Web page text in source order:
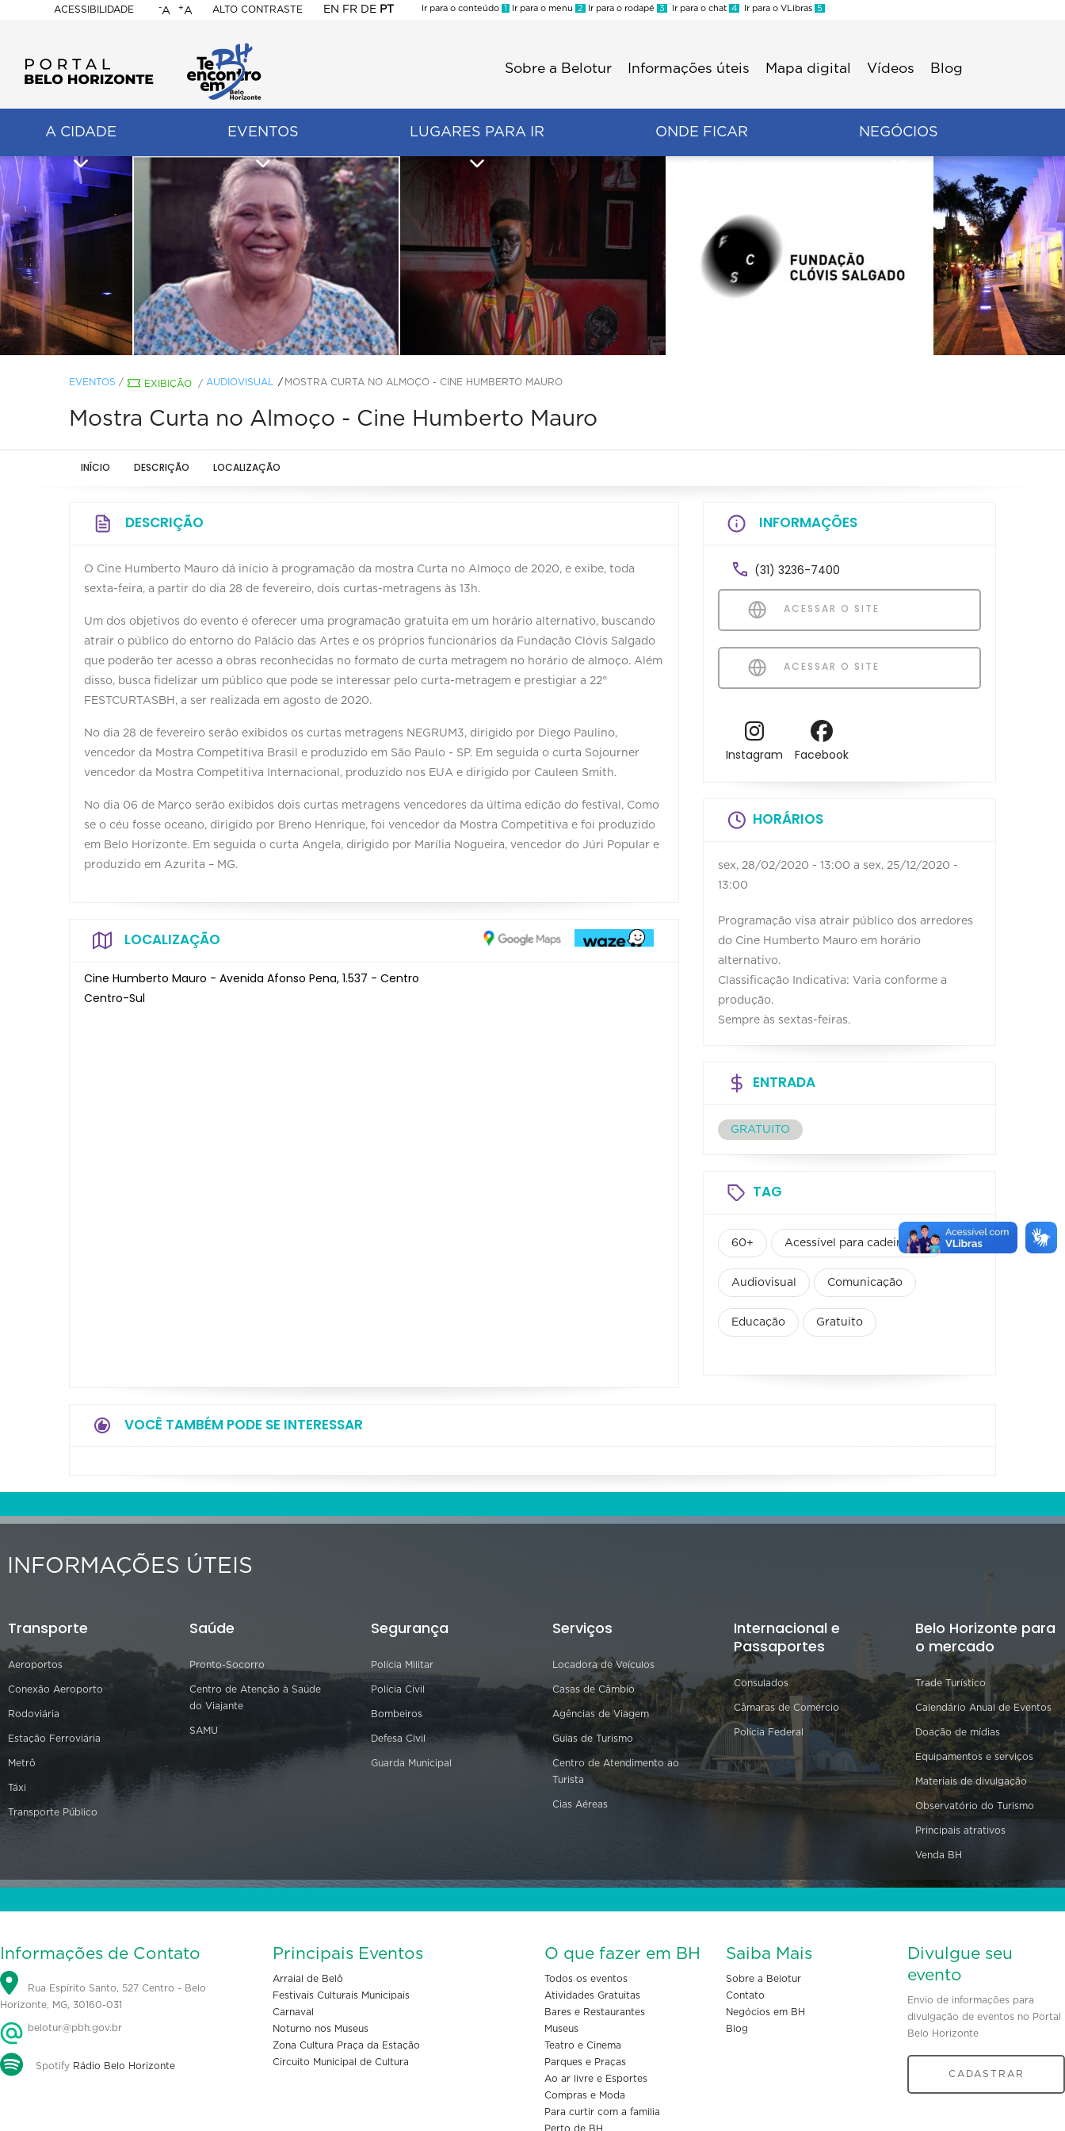
ACESSIBILIDADE
BELO
HORIZONTE
-A +A ALTO CONTRASTE EN FR DE PT
Ir para o conteúdo 1 Ir para o menu 2 Ir para o rodapé 3 Ir para o chat 4 Ir para o VLibras 5
Sobre a Belotur Informações úteis Mapa digital Vídeos Blog
A CIDADE EVENTOS LUGARES PARA IR ONDE FICAR NEGÓCIOS
EVENTOS / EXIBIÇÃO / AUDIOVISUAL MOSTRA CURTA NO ALMOÇO - CINE HUMBERTO MAURO
Mostra Curta no Almoço - Cine Humberto Mauro
INÍCIO DESCRIÇÃO LOCALIZAÇÃO
DESCRIÇÃO
O Cine Humberto Mauro dá início à programação da mostra Curta no Almoço de 2020, e exibe, toda
sexta-feira, a partir do dia 28 de fevereiro, dois curtas-metragens às 13h.
Um dos objetivos do evento é oferecer uma programação gratuita em um horário alternativo, buscando
atrair o público do entorno do Palácio das Artes e os próprios funcionários da Fundação Clóvis Salgado
que poderão ter acesso a obras reconhecidas no formato de curta metragem no horário de almoço. Além
disso, busca fidelizar um público que pode se interessar pelo curta-metragem e prestigiar a 22°
FESTCURTASBH, a ser realizada em agosto de 2020.
No dia 28 de fevereiro serão exibidos os curtas metragens NEGRUM3, dirigido por Diego Paulino,
vencedor da Mostra Competitiva Brasil e produzido em São Paulo - SP. Em seguida o curta Sojourner
vencedor da Mostra Competitiva Internacional, produzido nos EUA e dirigido por Cauleen Smith.
No dia 06 de Março serão exibidos dois curtas metragens vencedores da última edição do festival, Como
se o céu fosse oceano, dirigido por Breno Henrique, foi vencedor da Mostra Competitiva e foi produzido
em Belo Horizonte. Em seguida o curta Angela, dirigido por Marília Nogueira, vencedor do Júri Popular e
produzido em Azurita – MG.
LOCALIZAÇÃO
Cine Humberto Mauro - Avenida Afonso Pena, 1.537 - Centro
Centro-Sul
INFORMAÇÕES
(31) 3236-7400
ACESSAR O SITE
ACESSAR O SITE
Instagram Facebook
HORÁRIOS
sex, 28/02/2020 - 13:00 a sex, 25/12/2020 -
13:00
Programação visa atrair público dos arredores
do Cine Humberto Mauro em horário
alternativo.
Classificação Indicativa: Varia conforme a
produção.
Sempre às sextas-feiras.
ENTRADA
GRATUITO
TAG
60+ Acessível para cadeirantes
Audiovisual Comunicação
Educação Gratuito
VOCÊ TAMBÉM PODE SE INTERESSAR
INFORMAÇÕES ÚTEIS
Transporte
Aeroportos
Conexão Aeroporto
Rodoviária
Estação Ferroviária
Metrô
Táxi
Transporte Público
Saúde
Pronto-Socorro
Centro de Atenção à Saúde
do Viajante
SAMU
Segurança
Polícia Militar
Polícia Civil
Bombeiros
Defesa Civil
Guarda Municipal
Serviços
Locadora de Veículos
Casas de Câmbio
Agências de Viagem
Guias de Turismo
Centro de Atendimento ao
Turista
Cias Aéreas
Internacional e
Passaportes
Consulados
Câmaras de Comércio
Polícia Federal
Belo Horizonte para
o mercado
Trade Turístico
Calendário Anual de Eventos
Doação de mídias
Equipamentos e serviços
Materiais de divulgação
Observatório do Turismo
Principais atrativos
Venda BH
Informações de Contato
Rua Espírito Santo, 527 Centro - Belo
Horizonte, MG, 30160-031
belotur@pbh.gov.br
Spotify Rádio Belo Horizonte
Principais Eventos
Arraial de Belô
Festivais Culturais Municipais
Carnaval
Noturno nos Museus
Zona Cultura Praça da Estação
Circuito Municipal de Cultura
O que fazer em BH
Todos os eventos
Atividades Gratuitas
Bares e Restaurantes
Museus
Teatro e Cinema
Parques e Praças
Ao ar livre e Esportes
Compras e Moda
Para curtir com a familia
Perto de BH
Saiba Mais
Sobre a Belotur
Contato
Negócios em BH
Blog
Divulgue seu
evento
Envio de informações para
divulgação de eventos no Portal
Belo Horizonte
CADASTRAR